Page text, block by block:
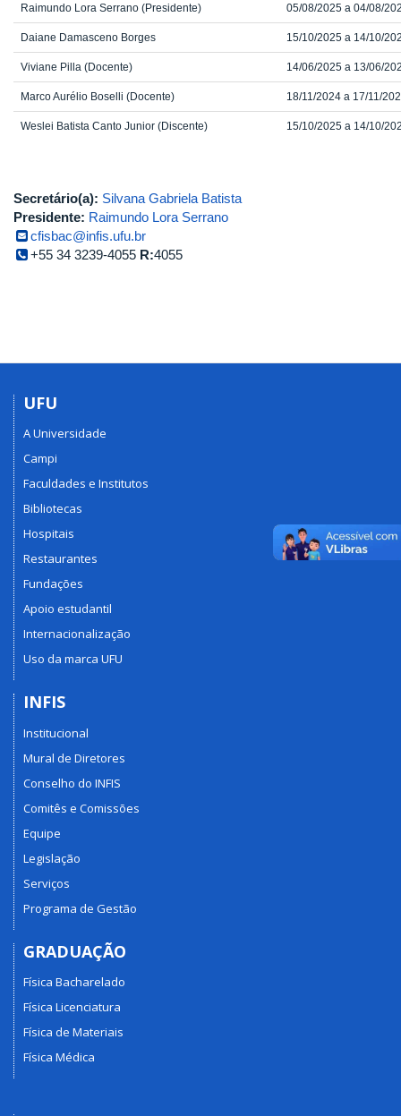
Raimundo Lora Serrano (Presidente) 05/08/2025 a 04/08/
Daiane Damasceno Borges 15/10/2025 a 14/10/
Viviane Pilla (Docente) 14/06/2025 a 13/06/
Marco Aurélio Boselli (Docente) 18/11/2024 a 17/11/
Weslei Batista Canto Junior (Discente) 15/10/2025 a 14/10/
Secretário(a): Silvana Gabriela Batista
Presidente: Raimundo Lora Serrano
cfisbac@infis.ufu.br
+55 34 3239-4055 R:4055
UFU
A Universidade
Campi
Faculdades e Institutos
Bibliotecas
Hospitais
Restaurantes
Fundações
Apoio estudantil
Internacionalização
Uso da marca UFU
INFIS
Institucional
Mural de Diretores
Conselho do INFIS
Comitês e Comissões
Equipe
Legislação
Serviços
Programa de Gestão
GRADUAÇÃO
Física Bacharelado
Física Licenciatura
Física de Materiais
Física Médica